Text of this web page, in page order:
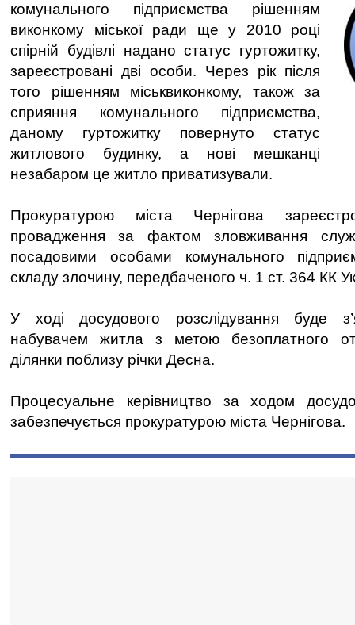
комунального підприємства рішенням
виконкому міської ради ще у 2010 році
спірній будівлі надано статус гуртожитку,
зареєстровані дві особи. Через рік після
того рішенням міськвиконкому, також за
сприяння комунального підприємства,
даному гуртожитку повернуто статус
житлового будинку, а нові мешканці
незабаром це житло приватизували.
Прокуратурою міста Чернігова
провадження за фактом зловживання
посадовими особами комунального
складу злочину, передбаченого ч. 1 ст. 364 КК
У ході досудового розслідування буде
набувачем житла з метою безоплатного
ділянки поблизу річки Десна.
Процесуальне керівництво за ходом
забезпечується прокуратурою міста Чернігова.